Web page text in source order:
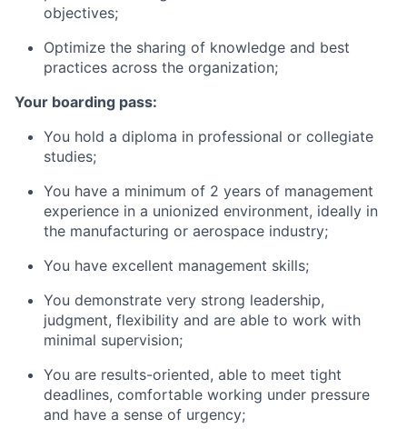
objectives;
Optimize the sharing of knowledge and best
practices across the organization;
Your boarding pass:
You hold a diploma in professional or collegiate
studies;
You have a minimum of 2 years of management
experience in a unionized environment, ideally in
the manufacturing or aerospace industry;
You have excellent management skills;
You demonstrate very strong leadership,
judgment, flexibility and are able to work with
minimal supervision;
You are results-oriented, able to meet tight
deadlines, comfortable working under pressure
and have a sense of urgency;